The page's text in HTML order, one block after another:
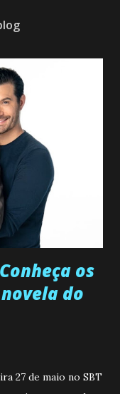
os
do
27 de maio no SBT